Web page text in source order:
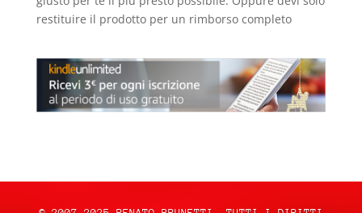
restituire il prodotto per un rimborso completo